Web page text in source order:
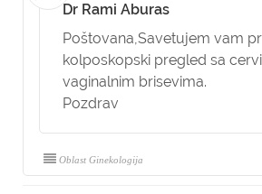
Dr Rami Aburas
Poštovana,Savetujem vam
kolposkopski pregled sa
vaginalnim brisevima.
Pozdrav
Oblast Ginekologija